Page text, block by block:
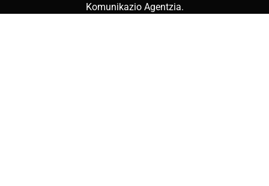
Komunikazio Agentzia.